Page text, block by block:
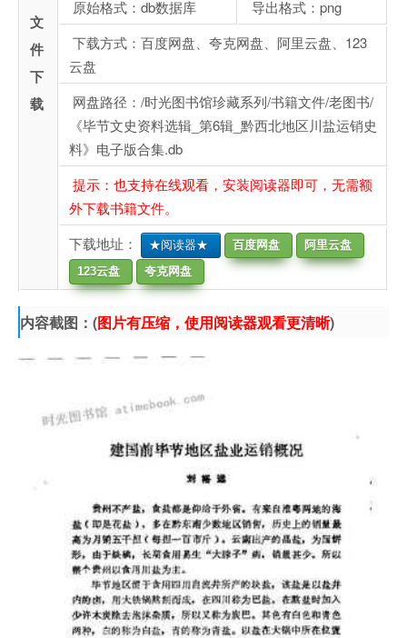
文
件
下
载
原始格式：db数据库
导出格式：png
下载方式：百度网盘、夸克网盘、阿里云盘、123
云盘
网盘路径：/时光图书馆珍藏系列/书籍文件/老图书/
《毕节文史资料选辑_第6辑_黔西北地区川盐运销史
料》电子版合集.db
提示：也支持在线观看，安装阅读器即可，无需额
外下载书籍文件。
下载地址：
★阅读器★ 百度网盘
阿里云盘
123云盘
夸克网盘
内容截图：(图片有压缩，使用阅读器观看更清晰)